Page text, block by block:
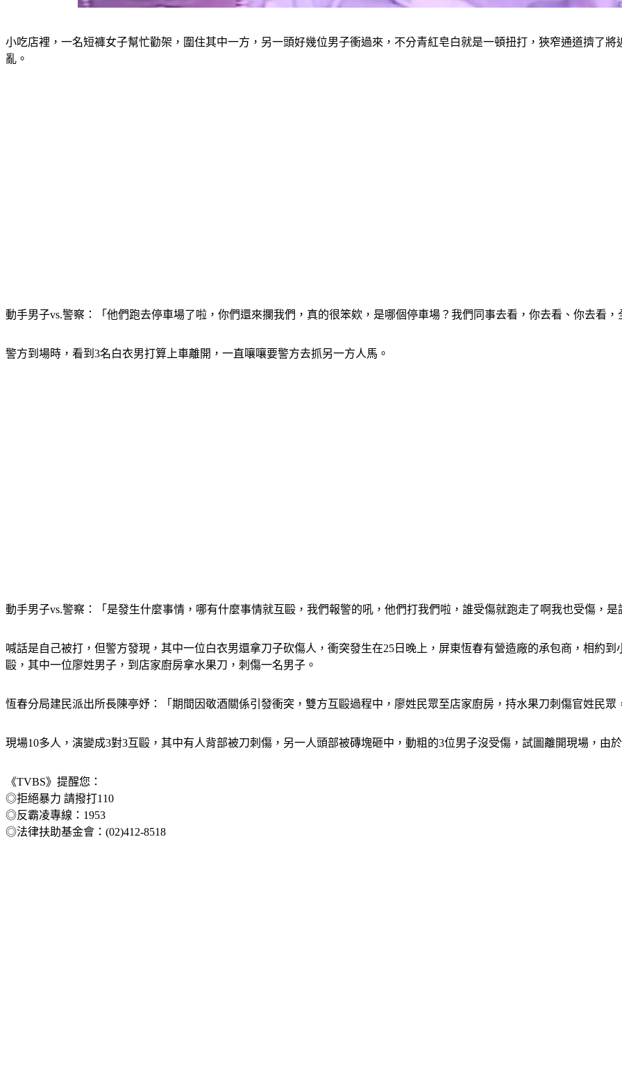
小吃店裡，一名短褲女子幫忙勸架，圍住其中一方，另一頭好幾位男子衝過來，不分青紅皂白就是一頓扭打，狹窄通道擠了
亂。
動手男子vs.警察：「他們跑去停車場了啦，你們還來攔我們，真的很笨欸，是哪個停車場？我們同事去看，你去看、你去看，
警方到場時，看到3名白衣男打算上車離開，一直嚷嚷要警方去抓另一方人馬。
動手男子vs.警察：「是發生什麼事情，哪有什麼事情就互毆，我們報警的吼，他們打我們啦，誰受傷就跑走了啊我也受傷，是
喊話是自己被打，但警方發現，其中一位白衣男還拿刀子砍傷人，衝突發生在25日晚上，屏東恆春有營造廠的承包商，相約
毆，其中一位廖姓男子，到店家廚房拿水果刀，刺傷一名男子。
恆春分局建民派出所長陳亭妤：「期間因敬酒關係引發衝突，雙方互毆過程中，廖姓民眾至店家廚房，持水果刀刺傷官姓民眾
現場10多人，演變成3對3互毆，其中有人背部被刀刺傷，另一人頭部被磚塊砸中，動粗的3位男子沒受傷，試圖離開現場，由
《TVBS》提醒您：
◎拒絕暴力 請撥打110
◎反霸凌專線：1953
◎法律扶助基金會：(02)412-8518